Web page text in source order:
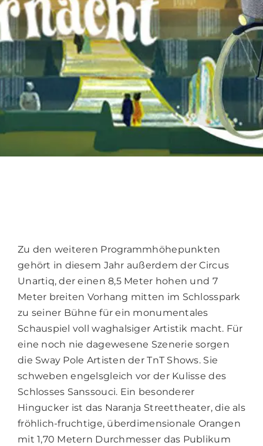
Zu den weiteren Programmhöhepunkten
gehört in diesem Jahr außerdem der Circus
Unartiq, der einen 8,5 Meter hohen und 7
Meter breiten Vorhang mitten im Schlosspark
zu seiner Bühne für ein monumentales
Schauspiel voll waghalsiger Artistik macht. Für
eine noch nie dagewesene Szenerie sorgen
die Sway Pole Artisten der TnT Shows. Sie
schweben engelsgleich vor der Kulisse des
Schlosses Sanssouci. Ein besonderer
Hingucker ist das Naranja Streettheater, die als
fröhlich-fruchtige, überdimensionale Orangen
mit 1,70 Metern Durchmesser das Publikum